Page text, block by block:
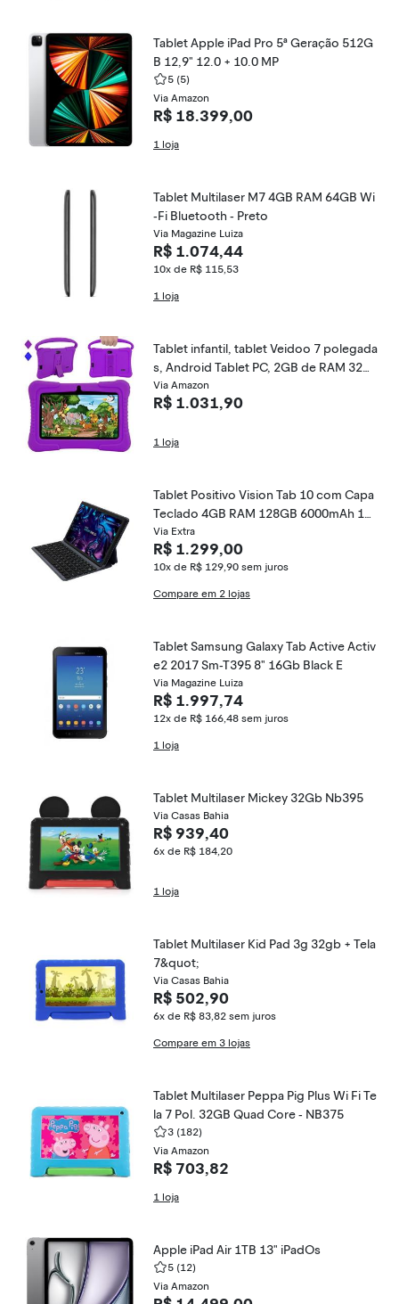
Tablet Apple iPad Pro 5ª Geração 512G
B 12,9" 12.0 + 10.0 MP
5 (5)
Via Amazon
R$ 18.399,00
1 loja
Tablet Multilaser M7 4GB RAM 64GB Wi
-Fi Bluetooth - Preto
Via Magazine Luiza
R$ 1.074,44
10x de R$ 115,53
1 loja
Tablet infantil, tablet Veidoo 7 polegada
s, Android Tablet PC, 2GB de RAM 32G
B de ROM, tela de proteção ocular de s
egurança, Wi-Fi, tablet com capa de sili
Via Amazon
R$ 1.031,90
1 loja
Tablet Positivo Vision Tab 10 com Capa
Teclado 4GB RAM 128GB 6000mAh 10.
1&quot; HD Wifi AC e 4G - Preto
Via Extra
R$ 1.299,00
10x de R$ 129,90 sem juros
Compare em 2 lojas
Tablet Samsung Galaxy Tab Active Activ
e2 2017 Sm-T395 8" 16Gb Black E
Via Magazine Luiza
R$ 1.997,74
12x de R$ 166,48 sem juros
1 loja
Tablet Multilaser Mickey 32Gb Nb395
Via Casas Bahia
R$ 939,40
6x de R$ 184,20
1 loja
Tablet Multilaser Kid Pad 3g 32gb + Tela
7&quot;
Via Casas Bahia
R$ 502,90
6x de R$ 83,82 sem juros
Compare em 3 lojas
Tablet Multilaser Peppa Pig Plus Wi Fi Te
la 7 Pol. 32GB Quad Core - NB375
3 (182)
Via Amazon
R$ 703,82
1 loja
Apple iPad Air 1TB 13" iPadOs
5 (12)
Via Amazon